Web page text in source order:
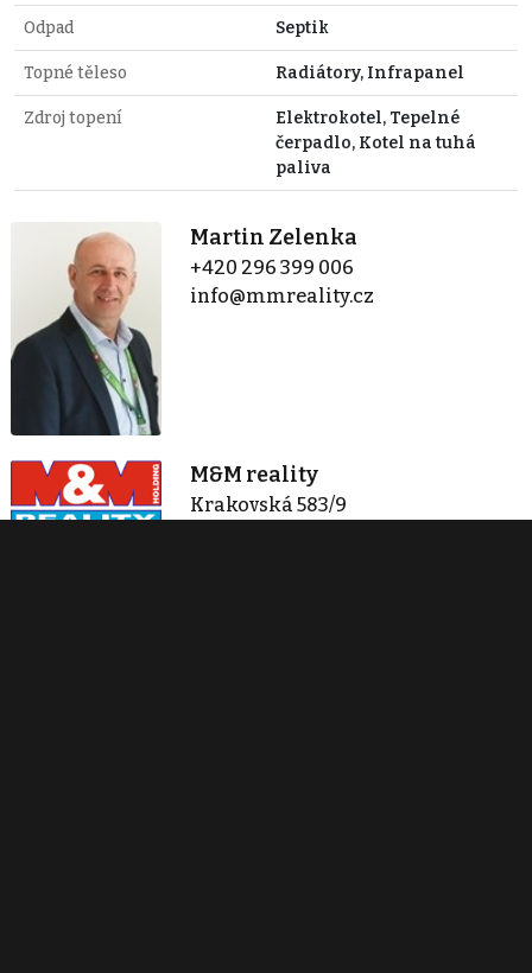
Odpad Septik
Topné těleso Radiátory, Infrapanel
Zdroj topení
Elektrokotel, Tepelné
čerpadlo, Kotel na tuhá
paliva
Martin Zelenka
+420 296 399 006
info@mmreality.cz
M&M reality
Krakovská 583/9